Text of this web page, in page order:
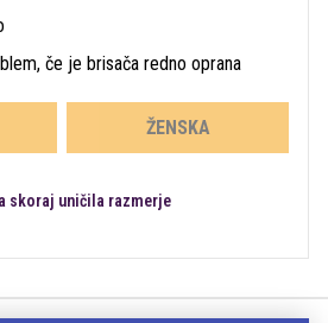
če je brisača redno oprana
ŽENSKA
skoraj uničila razmerje